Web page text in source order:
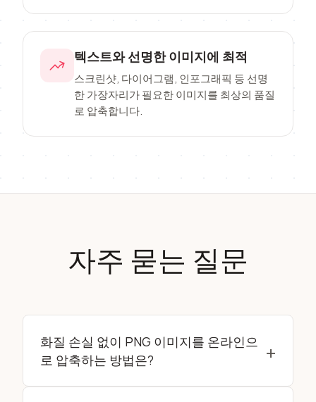
텍스트와 선명한 이미지에 최적
스크린샷, 다이어그램, 인포그래픽 등 선명
한 가장자리가 필요한 이미지를 최상의 품질
로 압축합니다.
자주 묻는 질문
화질 손실 없이 PNG 이미지를 온라인으
로 압축하는 방법은?
+